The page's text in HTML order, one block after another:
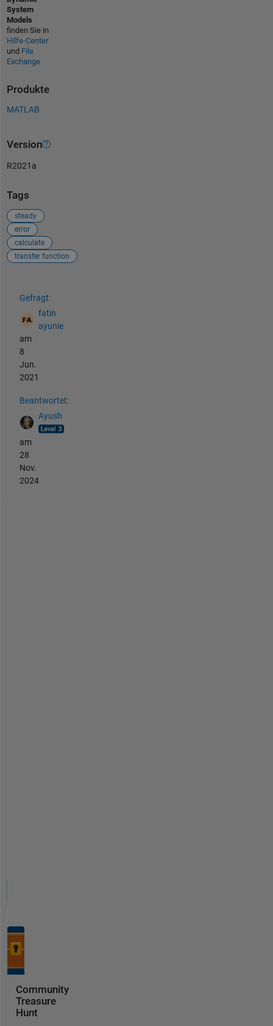
System
Models
finden Sie in
Hilfe-Center
und File
Exchange
Produkte
MATLAB
Version
R2021a
Tags
steady
error
calculate
transfer function
Gefragt:
fatin
ayunie
am
8
Jun.
2021
Beantwortet:
Ayush
am
28
Nov.
2024
Community
Treasure
Hunt